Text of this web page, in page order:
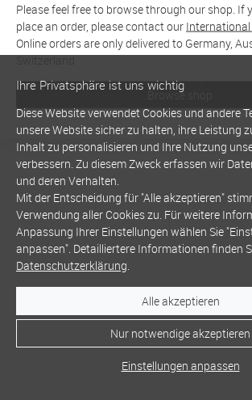
Please feel free to browse through our shop. If
place an order, please contact our International
Online orders are only delivered to Germany,
Switzerland
Browse shop
Ihre Privatsphäre ist uns wichtig
Diese Website verwendet Cookies und andere
unsere Website sicher zu halten, ihre Leistung
Inhalt zu personalisieren und Ihre Nutzung
verbessern. Zu diesem Zweck erfassen wir
und deren Verhalten.
Mit der Entscheidung für "Alle akzeptieren"
Verwendung aller Cookies zu. Für weitere
Anpassung Ihrer Einstellungen wählen Sie
anpassen". Detailliertere Informationen finden
Datenschutzerklärung.
Alle akzeptieren
Nur notwendige akzeptieren
Einstellungen anpassen